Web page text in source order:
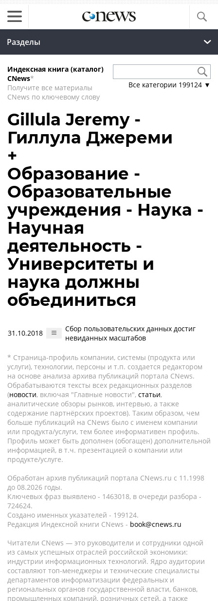
Разделы
Индексная книга (каталог)
CNews*
Получите все материалы
CNews по ключевому слову
Все категории 199124 ▼
Gillula Jeremy -
Гиллула Джереми
+
Образование -
Образовательные
учреждения - Наука -
Научная
деятельность -
Университеты и
наука должны
объединиться
31.10.2018
Сбор пользовательских данных достиг
невиданных масштабов
* Страница-профиль компании, системы (продукта или
услуги), технологии, персоны и т.п. создается редактором
на основе анализа архива публикаций портала CNews.
Обрабатываются тексты всех редакционных разделов
(новости, включая "Главные новости", статьи,
аналитические обзоры рынков, интервью, а также
содержание партнёрских проектов). Таким образом, чем
больше публикаций на CNews было с именем компании
или продукта/услуги, тем более информативен профиль.
Профиль может быть дополнен (обогащен) дополнительной
информацией, в т.ч. презентацией о компании или
продукте/услуге.
Обработан архив публикаций портала CNews.ru c 11.1998
до 08.2026 годы.
Ключевых фраз выявлено - 1463018, в очереди разбора -
724624.
Создано именных указателей - 199124.
Редакция Индексной книги CNews - book@cnews.ru
Читатели CNews — это руководители и сотрудники одной
из самых успешных отраслей российской экономики:
индустрии информационных технологий. Ядро аудитории
составляют топ-менеджеры и технические специалисты
департаментов информатизации федеральных и
региональных органов государственной власти, банков,
промышленных компаний, розничных сетей, а также